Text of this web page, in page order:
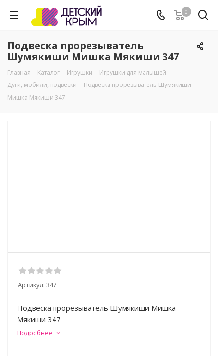
0
Подвеска прорезыватель
Шумякиши Мишка Мякиши 347
Главная - Каталог - Игрушки - Игрушки для малышей -
Дуги, мобили, подвески - Подвеска прорезыватель Шумякиши
Мишка Мякиши 347
Артикул: 347
Подвеска прорезыватель Шумякиши Мишка
Мякиши 347
Подробнее